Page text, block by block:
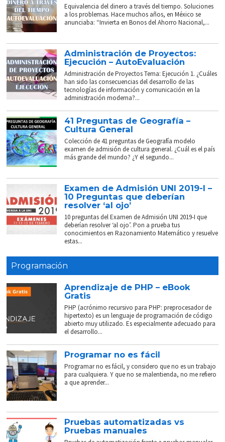
Equivalencia del dinero a través del tiempo. Soluciones
a los problemas. Hace muchos años, en México se
anunciaba: “Invierta en Bonos del Ahorro Nacional,...
Administración de Proyectos:
Ejecución – AutoEvaluación
Administración de Proyectos Tema: Ejecución 1. ¿Cuáles
han sido las consecuencias del desarrollo de las
tecnologías de información y comunicación en la
administración moderna?...
41 Preguntas de Geografía –
Cultura General
Colección de 41 preguntas de Geografía modelo
examen de admisión de cultura general. ¿Cuál es el país
más grande del mundo? ¿Y el segundo...
Examen de Admisión UNI 2019-I –
10 Preguntas que deberían
resolver ‘al ojo’
10 preguntas del Examen de Admisión UNI 2019-I que
deberían resolver ‘al ojo’. Pon a prueba tus
conocimientos en Razonamiento Matemático y resuelve
estas...
Programación
Aprendizaje de PHP – eBook
Gratis
PHP (acrónimo recursivo para PHP: preprocesador de
hipertexto) es un lenguaje de programación de código
abierto muy utilizado. Es especialmente adecuado para
el desarrollo...
Programar no es fácil
Programar no es fácil, y considero que no es un trabajo
para cualquiera. Y que no se malentienda, no me refiero
a que aprender...
Pruebas automatizadas vs
Pruebas manuales